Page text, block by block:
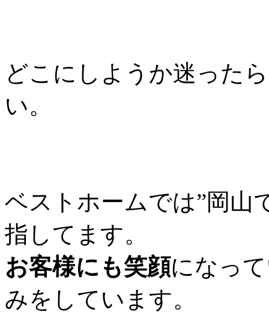
どこにしようか迷った
い。
ベストホームでは”岡山
指してます。
お客様にも笑顔になっ
みをしています。